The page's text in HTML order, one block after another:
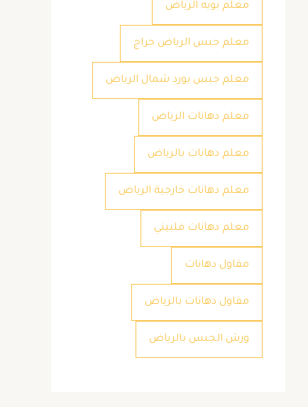
معلم بويه الرياض
معلم جبس الرياض حراج
معلم جبس بورد شمال الرياض
معلم دهانات الرياض
معلم دهانات بالرياض
معلم دهانات خارجية الرياض
معلم دهانات فلبيني
مقاول دهانات
مقاول دهانات بالرياض
ورش الجبس بالرياض